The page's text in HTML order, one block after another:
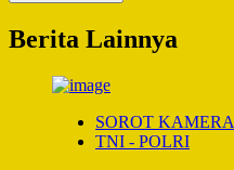
Berita Lainnya
SOROT KAMERA
TNI - POLRI